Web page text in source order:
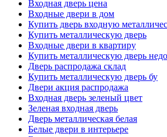
Входная дверь цена
Входные двери в дом
Купить дверь входную
Купить металлическую дверь
Входные двери в квартиру
Купить металлическую дверь
Дверь распродажа склад
Купить металлическую дверь бу
Двери акция распродажа
Входная дверь зеленый цвет
Зеленая входная дверь
Дверь металлическая белая
Белые двери в интерьере